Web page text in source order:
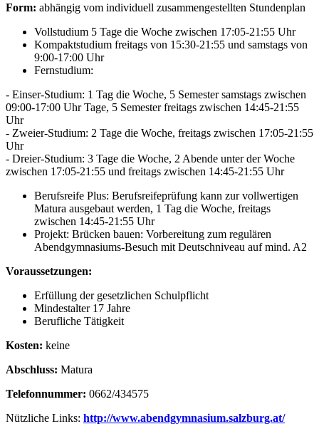
Form: abhängig vom individuell zusammengestellten Stundenplan
Vollstudium 5 Tage die Woche zwischen 17:05-21:55 Uhr
Kompaktstudium freitags von 15:30-21:55 und samstags von
9:00-17:00 Uhr
Fernstudium:
- Einser-Studium: 1 Tag die Woche, 5 Semester samstags zwischen
09:00-17:00 Uhr Tage, 5 Semester freitags zwischen 14:45-21:55
Uhr
- Zweier-Studium: 2 Tage die Woche, freitags zwischen 17:05-21:55
Uhr
- Dreier-Studium: 3 Tage die Woche, 2 Abende unter der Woche
zwischen 17:05-21:55 und freitags zwischen 14:45-21:55 Uhr
Berufsreife Plus: Berufsreifeprüfung kann zur vollwertigen
Matura ausgebaut werden, 1 Tag die Woche, freitags
zwischen 14:45-21:55 Uhr
Projekt: Brücken bauen: Vorbereitung zum regulären
Abendgymnasiums-Besuch mit Deutschniveau auf mind. A2
Voraussetzungen:
Erfüllung der gesetzlichen Schulpflicht
Mindestalter 17 Jahre
Berufliche Tätigkeit
Kosten: keine
Abschluss: Matura
Telefonnummer: 0662/434575
Nützliche Links: http://www.abendgymnasium.salzburg.at/